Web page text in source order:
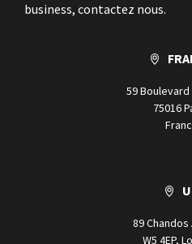
business, contactez nous.
59 Boulevard
75016
89
W5 4EP,